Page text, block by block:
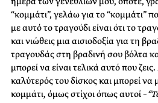
“κομμάτι”, γελάω για το “κομμάτι”
με αυτό το τραγούδι είναι ότι το
και νιώθεις μια αισιοδοξία για τη
τραγουδάς στη βραδινή σου βόλτα
μπορεί να είναι τελικά αυτό που
καλύτερός του δίσκος και μπορεί να
κομμάτι, όμως στίχοι όπως αυτοί –